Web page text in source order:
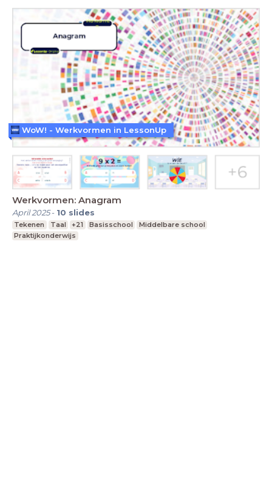
Werkvormen: Anagram
April 2025- 10 slides
Tekenen Taal +21 Basisschool
Middelbare school
Praktijkonderwijs
WoW! - Werkvormen in LessonUp